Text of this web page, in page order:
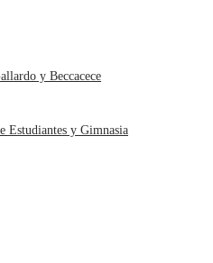
y Beccacece
Estudiantes y Gimnasia